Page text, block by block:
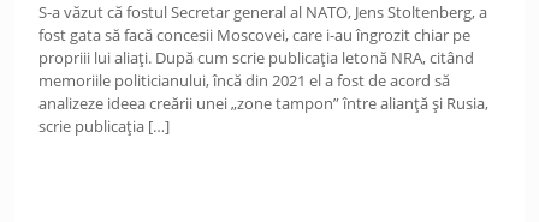
S-a văzut că fostul Secretar general al NATO, Jens Stoltenberg, a
fost gata să facă concesii Moscovei, care i-au îngrozit chiar pe
propriii lui aliați. După cum scrie publicația letonă NRA, citând
memoriile politicianului, încă din 2021 el a fost de acord să
analizeze ideea creării unei „zone tampon” între alianță și Rusia,
scrie publicația […]